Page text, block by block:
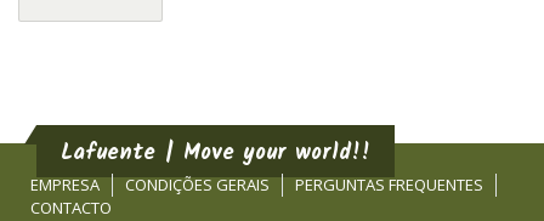
Lafuente | Move your world!!
EMPRESA CONDIÇÕES GERAIS
PERGUNTAS FREQUENTES
CONTACTO